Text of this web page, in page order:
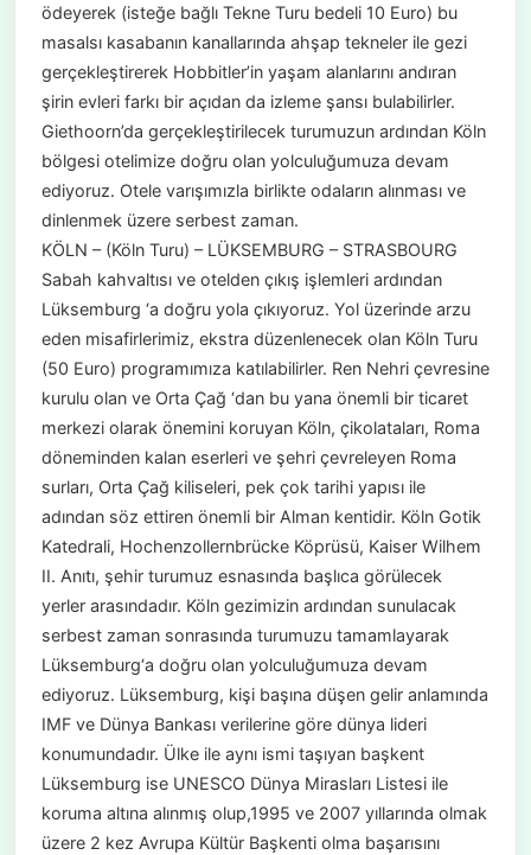
ödeyerek (isteğe bağlı Tekne Turu bedeli 10 Euro) bu
masalsı kasabanın kanallarında ahşap tekneler ile gezi
gerçekleştirerek Hobbitler’in yaşam alanlarını andıran
şirin evleri farkı bir açıdan da izleme şansı bulabilirler.
Giethoorn’da gerçekleştirilecek turumuzun ardından Köln
bölgesi otelimize doğru olan yolculuğumuza devam
ediyoruz. Otele varışımızla birlikte odaların alınması ve
dinlenmek üzere serbest zaman.
KÖLN – (Köln Turu) – LÜKSEMBURG – STRASBOURG
Sabah kahvaltısı ve otelden çıkış işlemleri ardından
Lüksemburg ‘a doğru yola çıkıyoruz. Yol üzerinde arzu
eden misafirlerimiz, ekstra düzenlenecek olan Köln Turu
(50 Euro) programımıza katılabilirler. Ren Nehri çevresine
kurulu olan ve Orta Çağ ‘dan bu yana önemli bir ticaret
merkezi olarak önemini koruyan Köln, çikolataları, Roma
döneminden kalan eserleri ve şehri çevreleyen Roma
surları, Orta Çağ kiliseleri, pek çok tarihi yapısı ile
adından söz ettiren önemli bir Alman kentidir. Köln Gotik
Katedrali, Hochenzollernbrücke Köprüsü, Kaiser Wilhem
II. Anıtı, şehir turumuz esnasında başlıca görülecek
yerler arasındadır. Köln gezimizin ardından sunulacak
serbest zaman sonrasında turumuzu tamamlayarak
Lüksemburg‘a doğru olan yolculuğumuza devam
ediyoruz. Lüksemburg, kişi başına düşen gelir anlamında
IMF ve Dünya Bankası verilerine göre dünya lideri
konumundadır. Ülke ile aynı ismi taşıyan başkent
Lüksemburg ise UNESCO Dünya Mirasları Listesi ile
koruma altına alınmış olup,1995 ve 2007 yıllarında olmak
üzere 2 kez Avrupa Kültür Başkenti olma başarısını